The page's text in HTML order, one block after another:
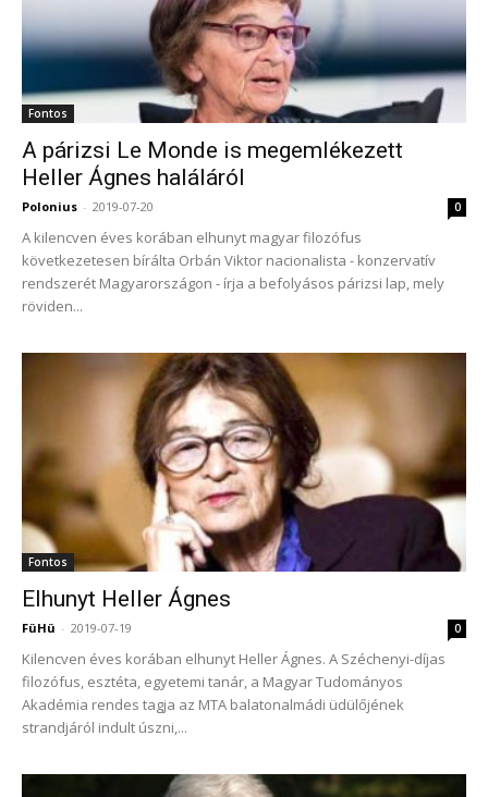
Fontos
A párizsi Le Monde is megemlékezett
Heller Ágnes haláláról
Polonius - 2019-07-20 0
A kilencven éves korában elhunyt magyar filozófus
következetesen bírálta Orbán Viktor nacionalista - konzervatív
rendszerét Magyarországon - írja a befolyásos párizsi lap, mely
röviden...
Fontos
Elhunyt Heller Ágnes
FüHü - 2019-07-19 0
Kilencven éves korában elhunyt Heller Ágnes. A Széchenyi-díjas
filozófus, esztéta, egyetemi tanár, a Magyar Tudományos
Akadémia rendes tagja az MTA balatonalmádi üdülőjének
strandjáról indult úszni,...